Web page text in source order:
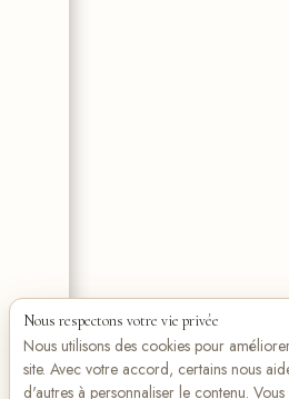
Nous respectons votre vie privée
Nous utilisons des cookies pour
site. Avec votre accord, certains nous
d'autres à personnaliser le contenu.